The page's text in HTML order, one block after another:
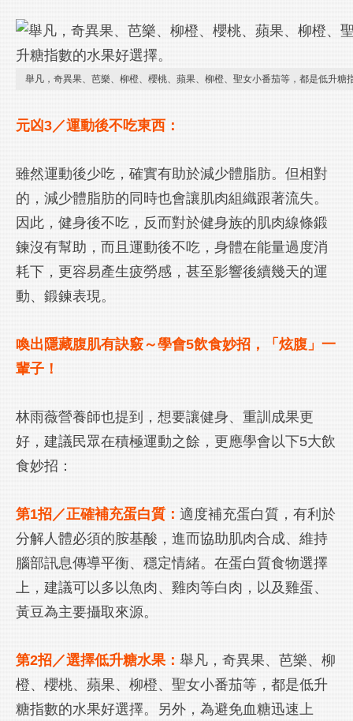
舉凡，奇異果、芭樂、柳橙、櫻桃、蘋果、柳橙、聖女小番茄等，都是低升糖
元凶3／運動後不吃東西：
雖然運動後少吃，確實有助於減少體脂肪。但相對
的，減少體脂肪的同時也會讓肌肉組織跟著流失。
因此，健身後不吃，反而對於健身族的肌肉線條鍛
鍊沒有幫助，而且運動後不吃，身體在能量過度消
耗下，更容易產生疲勞感，甚至影響後續幾天的運
動、鍛鍊表現。
喚出隱藏腹肌有訣竅～學會5飲食妙招，「炫腹」一
輩子！
林雨薇營養師也提到，想要讓健身、重訓成果更
好，建議民眾在積極運動之餘，更應學會以下5大飲
食妙招：
第1招／正確補充蛋白質： 適度補充蛋白質，有利於
分解人體必須的胺基酸，進而協助肌肉合成、維持
腦部訊息傳導平衡、穩定情緒。在蛋白質食物選擇
上，建議可以多以魚肉、雞肉等白肉，以及雞蛋、
黃豆為主要攝取來源。
第2招／選擇低升糖水果： 舉凡，奇異果、芭樂、柳
橙、櫻桃、蘋果、柳橙、聖女小番茄等，都是低升
糖指數的水果好選擇。另外，為避免血糖迅速上